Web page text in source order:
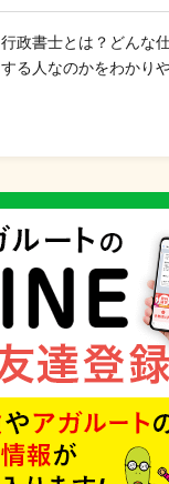
行政書士とは？どんな
する人なのかをわかり